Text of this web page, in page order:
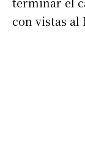
con vistas